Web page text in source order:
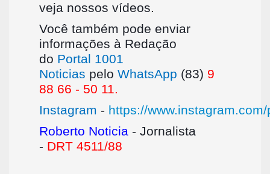
veja nossos vídeos.
Você também pode enviar
informações à Redação
do Portal 1001
Noticias pelo WhatsApp (83) 9
88 66 - 50 11.
Instagram - https://
Roberto Noticia - Jornalista
- DRT 4511/88